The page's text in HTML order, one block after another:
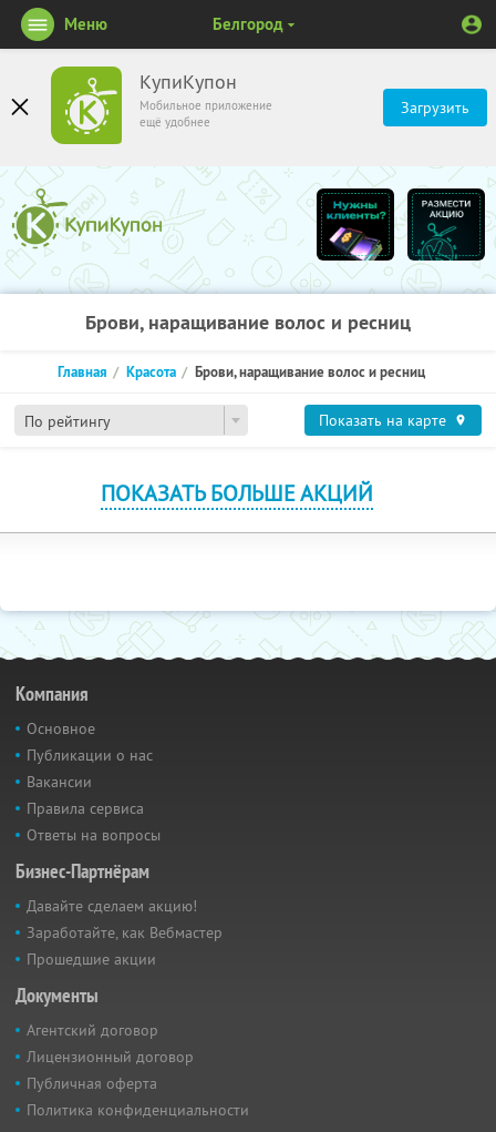
КупиКупон
Мобильное приложение
ещё удобнее
Загрузить
Меню Белгород
Брови, наращивание волос и ресниц
По рейтингу
Главная Красота Брови, наращивание волос и ресниц
Показать на карте
ПОКАЗАТЬ БОЛЬШЕ АКЦИЙ
Компания
Основное
Публикации о нас
Вакансии
Правила сервиса
Ответы на вопросы
Бизнес-Партнёрам
Давайте сделаем акцию!
Заработайте, как Вебмастер
Прошедшие акции
Документы
Агентский договор
Лицензионный договор
Публичная оферта
Политика конфиденциальности